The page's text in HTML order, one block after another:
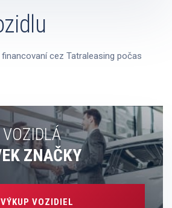
cez Tatraleasing počas
ZNAČKY
VÝKUP VOZIDIEL